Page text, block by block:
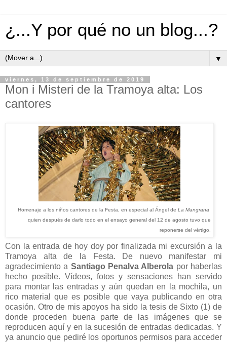
¿...Y por qué no un blog...?
▼
viernes, 13 de septiembre de 2019
Mon i Misteri de la Tramoya alta: Los
cantores
Homenaje a los niños cantores de la Festa, en especial al Ángel de La Mangrana
quien después de darlo todo en el ensayo general del 12 de agosto tuvo que
reponerse del vértigo.
Con la entrada de hoy doy por finalizada mi excursión a la
Tramoya alta de la Festa. De nuevo manifestar mi
agradecimiento a Santiago Penalva Alberola por haberlas
hecho posible. Vídeos, fotos y sensaciones han servido
para montar las entradas y aún quedan en la mochila, un
rico material que es posible que vaya publicando en otra
ocasión. Otro de mis apoyos ha sido la tesis de Sixto (1) de
donde proceden buena parte de las imágenes que se
reproducen aquí y en la sucesión de entradas dedicadas. Y
ya anuncio que pediré los oportunos permisos para acceder